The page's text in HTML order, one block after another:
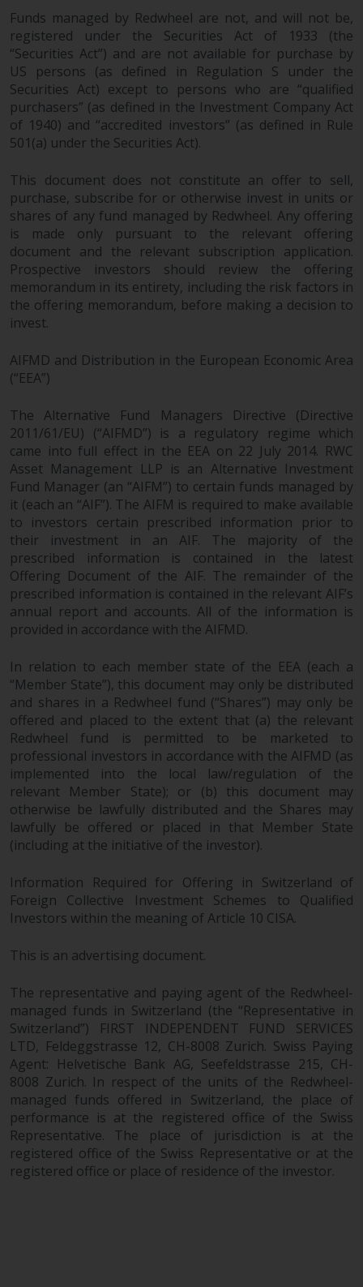
herangezogen werden. Diese
Website bietet keine spezifische
Anlageberatung und
berücksichtigt nicht die
Anlagebedürfnisse eines
bestimmten Anlegers oder
bestimmter Anleger.
Nichts auf dieser Website sollte
als Anlage-, Steuer-, Rechts- oder
sonstige Beratung ausgelegt
werden.
Risikowarnung
Die frühere Wertentwicklung
eines von Redwheel verwalteten
zukünftige Wertentwicklung. Der
Wert von Wertpapieren und die
daraus erzielten Erträge können
sowohl fallen als auch steigen.
Mit Investitionen in die von
Redwheel und seinen
verbundenen Unternehmen
angebotenen Produkte und
Dienstleistungen sind erhebliche
Risiken verbunden.
Wechselkursschwankungen
können sich positiv oder negativ
Fremdwährungen lautenden
Finanzinstrumenten auswirken.
Bestimmte Anlagen,
insbesondere alternative Fonds
und Emerging Markets,
beinhalten ein
überdurchschnittliches Risiko und
sind als langfristig anzusehen.
Derivative Instrumente können
mit einem hohen Risiko
verbunden sein. Unterschiedliche
Arten von Fonds oder Anlagen
weisen unterschiedliche
Risikograde auf.
Änderungen am Inhalt
Die auf dieser Website
enthaltenen Informationen
werden so wie sie sind zur
Verfügung gestellt, können ohne
Vorankündigung geändert
werden und es wird keine
Garantie hinsichtlich ihrer
Genauigkeit, Vollständigkeit oder
Funds managed by Redwheel are not, and will not be,
registered under the Securities Act of 1933 (the
“Securities Act”) and are not available for purchase by
US persons (as defined in Regulation S under the
Securities Act) except to persons who are “qualified
purchasers” (as defined in the Investment Company Act
of 1940) and “accredited investors” (as defined in Rule
501(a) under the Securities Act).
This document does not constitute an offer to sell,
purchase, subscribe for or otherwise invest in units or
shares of any fund managed by Redwheel. Any offering
is made only pursuant to the relevant offering
document and the relevant subscription application.
Prospective investors should review the offering
memorandum in its entirety, including the risk factors in
the offering memorandum, before making a decision to
invest.
AIFMD and Distribution in the European Economic Area
(“EEA”)
The Alternative Fund Managers Directive (Directive
2011/61/EU) (“AIFMD”) is a regulatory regime which
came into full effect in the EEA on 22 July 2014. RWC
Asset Management LLP is an Alternative Investment
Fund Manager (an “AIFM”) to certain funds managed by
it (each an “AIF”). The AIFM is required to make available
to investors certain prescribed information prior to
their investment in an AIF. The majority of the
prescribed information is contained in the latest
Offering Document of the AIF. The remainder of the
prescribed information is contained in the relevant AIF’s
annual report and accounts. All of the information is
provided in accordance with the AIFMD.
In relation to each member state of the EEA (each a
“Member State”), this document may only be distributed
and shares in a Redwheel fund (“Shares”) may only be
offered and placed to the extent that (a) the relevant
Redwheel fund is permitted to be marketed to
professional investors in accordance with the AIFMD (as
implemented into the local law/regulation of the
relevant Member State); or (b) this document may
otherwise be lawfully distributed and the Shares may
lawfully be offered or placed in that Member State
(including at the initiative of the investor).
Information Required for Offering in Switzerland of
Foreign Collective Investment Schemes to Qualified
Investors within the meaning of Article 10 CISA.
This is an advertising document.
The representative and paying agent of the Redwheel-
managed funds in Switzerland (the “Representative in
Switzerland”) FIRST INDEPENDENT FUND SERVICES
LTD, Feldeggstrasse 12, CH-8008 Zurich. Swiss Paying
Agent: Helvetische Bank AG, Seefeldstrasse 215, CH-
8008 Zurich. In respect of the units of the Redwheel-
managed funds offered in Switzerland, the place of
performance is at the registered office of the Swiss
Representative. The place of jurisdiction is at the
registered office of the Swiss Representative or at the
registered office or place of residence of the investor.